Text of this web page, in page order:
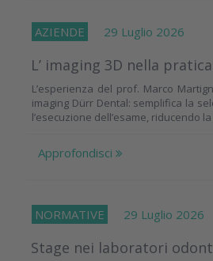
AZIENDE 29 Luglio 2026
L’ imaging 3D nella
L’esperienza del prof. Marco
imaging Dürr Dental: semplifica la
l’esecuzione dell’esame, riducendo
Approfondisci
NORMATIVE 29 Luglio 2026
Stage nei laboratori